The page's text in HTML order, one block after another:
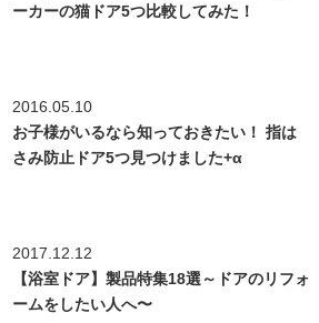
ーカーの猫ドア5つ比較してみた！
2016.05.10
お子様がいるなら知っておきたい！ 指は
さみ防止ドア5つ見つけました+α
2017.12.12
【浴室ドア】製品特集18選～ドアのリフォ
ームをしたい人へ〜